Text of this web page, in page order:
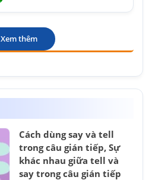
Xem thêm
Cách dùng say và tell
trong câu gián tiếp, Sự
khác nhau giữa tell và
say trong câu gián tiếp